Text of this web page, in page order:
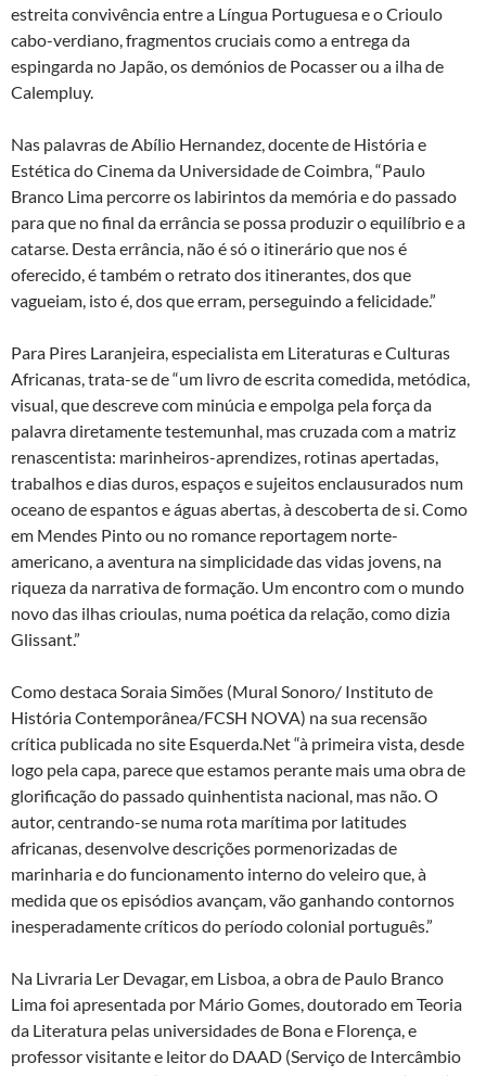
estreita convivência entre a Língua Portuguesa e o Crioulo
cabo-verdiano, fragmentos cruciais como a entrega da
espingarda no Japão, os demónios de Pocasser ou a ilha de
Calempluy.
Nas palavras de Abílio Hernandez, docente de História e
Estética do Cinema da Universidade de Coimbra, “Paulo
Branco Lima percorre os labirintos da memória e do passado
para que no final da errância se possa produzir o equilíbrio e a
catarse. Desta errância, não é só o itinerário que nos é
oferecido, é também o retrato dos itinerantes, dos que
vagueiam, isto é, dos que erram, perseguindo a felicidade.”
Para Pires Laranjeira, especialista em Literaturas e Culturas
Africanas, trata-se de “um livro de escrita comedida, metódica,
visual, que descreve com minúcia e empolga pela força da
palavra diretamente testemunhal, mas cruzada com a matriz
renascentista: marinheiros-aprendizes, rotinas apertadas,
trabalhos e dias duros, espaços e sujeitos enclausurados num
oceano de espantos e águas abertas, à descoberta de si. Como
em Mendes Pinto ou no romance reportagem norte-
americano, a aventura na simplicidade das vidas jovens, na
riqueza da narrativa de formação. Um encontro com o mundo
novo das ilhas crioulas, numa poética da relação, como dizia
Glissant.”
Como destaca Soraia Simões (Mural Sonoro/ Instituto de
História Contemporânea/FCSH NOVA) na sua recensão
crítica publicada no site Esquerda.Net “à primeira vista, desde
logo pela capa, parece que estamos perante mais uma obra de
glorificação do passado quinhentista nacional, mas não. O
autor, centrando-se numa rota marítima por latitudes
africanas, desenvolve descrições pormenorizadas de
marinharia e do funcionamento interno do veleiro que, à
medida que os episódios avançam, vão ganhando contornos
inesperadamente críticos do período colonial português.”
Na Livraria Ler Devagar, em Lisboa, a obra de Paulo Branco
Lima foi apresentada por Mário Gomes, doutorado em Teoria
da Literatura pelas universidades de Bona e Florença, e
professor visitante e leitor do DAAD (Serviço de Intercâmbio